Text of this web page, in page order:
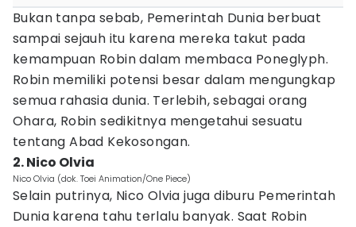
Bukan tanpa sebab, Pemerintah Dunia berbuat
sampai sejauh itu karena mereka takut pada
kemampuan Robin dalam membaca Poneglyph.
Robin memiliki potensi besar dalam mengungkap
semua rahasia dunia. Terlebih, sebagai orang
Ohara, Robin sedikitnya mengetahui sesuatu
tentang Abad Kekosongan.
2. Nico Olvia
Nico Olvia (dok. Toei Animation/One Piece)
Selain putrinya, Nico Olvia juga diburu Pemerintah
Dunia karena tahu terlalu banyak. Saat Robin